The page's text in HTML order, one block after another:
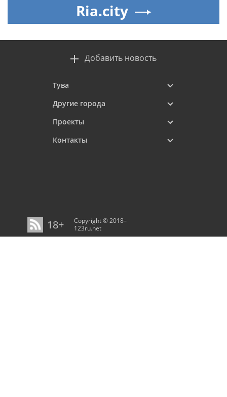
Ria.city
Добавить новость
Тува
Другие города
Проекты
Контакты
18+
Copyright © 2018–
123ru.net